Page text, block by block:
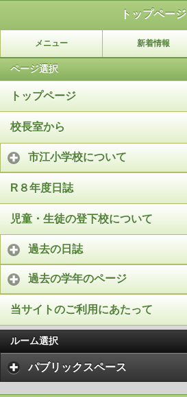
トップページ
メニュー 新着情報
ページ選択
トップページ
校長室から
市江小学校について
R８年度日誌
児童・生徒の登下校について
過去の日誌
過去の学年のページ
当サイトのご利用にあたって
ルーム選択
パブリックスペース